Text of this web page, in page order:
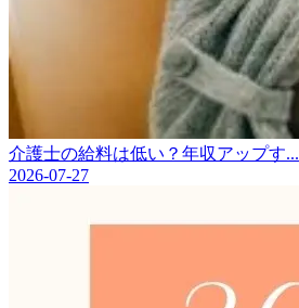
介護士の給料は低い？年収アップす...
2026-07-27